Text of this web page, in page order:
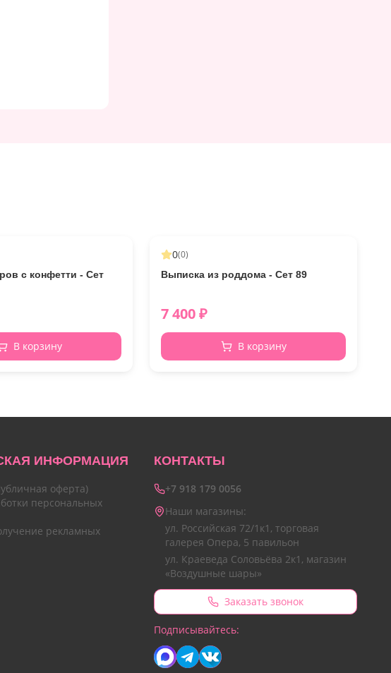
с конфетти - Сет
В корзину
0(0)
Выписка из роддома - Сет 89
7 400₽
В корзину
ИНФОРМАЦИЯ
оферта)
персональных
рекламных
КОНТАКТЫ
+7 918 179 0056
Наши магазины:
ул. Российская 72/1к1, торговая
галерея Опера, 5 павильон
ул. Краеведа Соловьёва 2к1, магазин
«Воздушные шары»
Заказать звонок
Подписывайтесь: